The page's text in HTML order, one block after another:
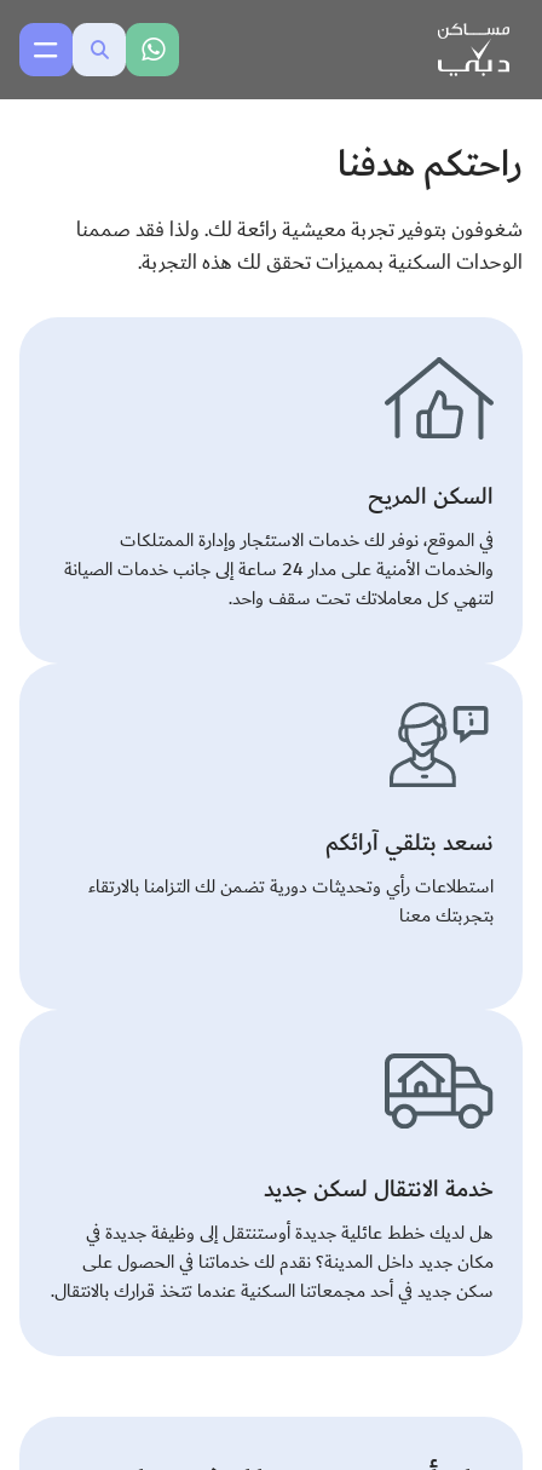
راحتكم هدفنا
شغوفون بتوفير تجربة معيشية رائعة لك. ولذا فقد صممنا
الوحدات السكنية بمميزات تحقق لك هذه التجربة.
السكن المريح
في الموقع، نوفر لك خدمات الاستئجار وإدارة الممتلكات
والخدمات الأمنية على مدار 24 ساعة إلى جانب خدمات الصيانة
لتنهي كل معاملاتك تحت سقف واحد.
نسعد بتلقي آرائكم
استطلاعات رأي وتحديثات دورية تضمن لك التزامنا بالارتقاء
بتجربتك معنا
خدمة الانتقال لسكن جديد
هل لديك خطط عائلية جديدة أوستنتقل إلى وظيفة جديدة في
مكان جديد داخل المدينة؟ نقدم لك خدماتنا في الحصول على
سكن جديد في أحد مجمعاتنا السكنية عندما تتخذ قرارك بالانتقال.